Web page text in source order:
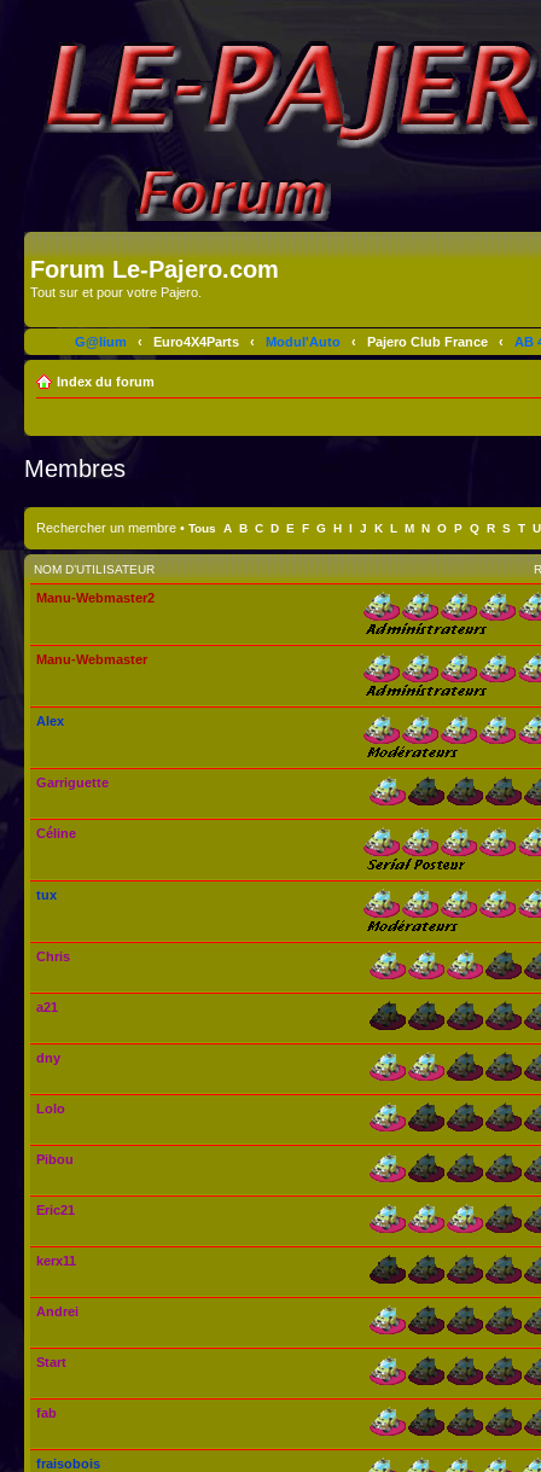
Forum Le-Pajero.com
Tout sur et pour votre Pajero.
G@lium ‹ Euro4X4Parts ‹ Modul'Auto ‹ Pajero Club France ‹ AB
Index du forum
Membres
Rechercher un membre • Tous A B C D E F G H I J K L M N O P Q R S T U
NOM D’UTILISATEUR
Manu-Webmaster2
Manu-Webmaster
Alex
Garriguette
Céline
tux
Chris
a21
dny
Lolo
Pibou
Eric21
kerx11
Andrei
Start
fab
fraisobois